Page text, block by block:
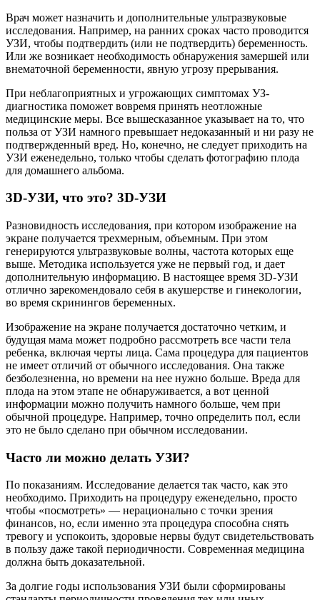
Врач может назначить и дополнительные ультразвуковые
исследования. Например, на ранних сроках часто проводится
УЗИ, чтобы подтвердить (или не подтвердить) беременность.
Или же возникает необходимость обнаружения замершей или
внематочной беременности, явную угрозу прерывания.
При неблагоприятных и угрожающих симптомах УЗ-
диагностика поможет вовремя принять неотложные
медицинские меры. Все вышесказанное указывает на то, что
польза от УЗИ намного превышает недоказанный и ни разу не
подтвержденный вред. Но, конечно, не следует приходить на
УЗИ еженедельно, только чтобы сделать фотографию плода
для домашнего альбома.
3D-УЗИ, что это? 3D-УЗИ
Разновидность исследования, при котором изображение на
экране получается трехмерным, объемным. При этом
генерируются ультразвуковые волны, частота которых еще
выше. Методика используется уже не первый год, и дает
дополнительную информацию. В настоящее время 3D-УЗИ
отлично зарекомендовало себя в акушерстве и гинекологии,
во время скринингов беременных.
Изображение на экране получается достаточно четким, и
будущая мама может подробно рассмотреть все части тела
ребенка, включая черты лица. Сама процедура для пациентов
не имеет отличий от обычного исследования. Она также
безболезненна, но времени на нее нужно больше. Вреда для
плода на этом этапе не обнаруживается, а вот ценной
информации можно получить намного больше, чем при
обычной процедуре. Например, точно определить пол, если
это не было сделано при обычном исследовании.
Часто ли можно делать УЗИ?
По показаниям. Исследование делается так часто, как это
необходимо. Приходить на процедуру еженедельно, просто
чтобы «посмотреть» — нерационально с точки зрения
финансов, но, если именно эта процедура способна снять
тревогу и успокоить, здоровые нервы будут свидетельствовать
в пользу даже такой периодичности. Современная медицина
должна быть доказательной.
За долгие годы использования УЗИ были сформированы